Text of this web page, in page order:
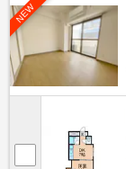
NEW